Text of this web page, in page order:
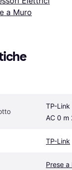
a Muro
TP-Link
AC 0 m
TP-Link
Prese a